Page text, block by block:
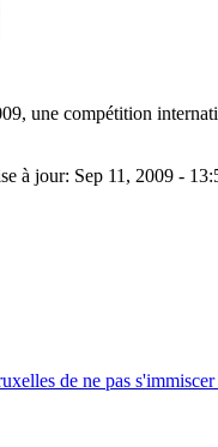
une compétition
à jour: Sep 11, 2009 -
de ne pas